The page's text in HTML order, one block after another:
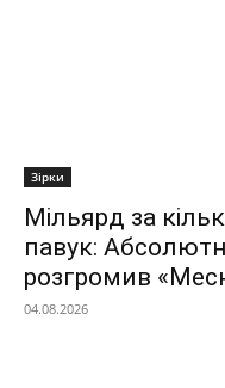
Зірки
Мільярд за
павук:
розгромив
04.08.2026